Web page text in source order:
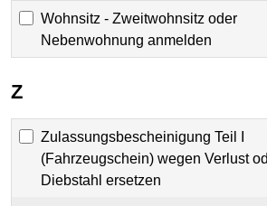
Wohnsitz - Zweitwohnsitz oder
Nebenwohnung anmelden
Z
Zulassungsbescheinigung Teil I
(Fahrzeugschein) wegen Verlust
Diebstahl ersetzen